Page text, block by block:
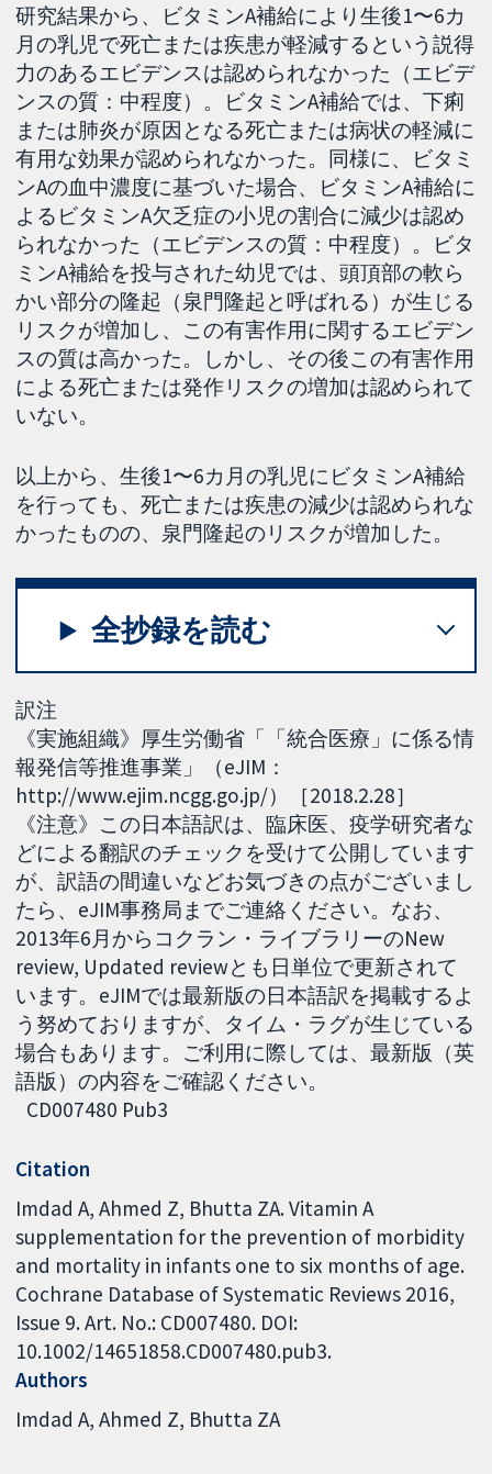
研究結果から、ビタミンA補給により生後1〜6カ
月の乳児で死亡または疾患が軽減するという説得
力のあるエビデンスは認められなかった（エビデ
ンスの質：中程度）。ビタミンA補給では、下痢
または肺炎が原因となる死亡または病状の軽減に
有用な効果が認められなかった。同様に、ビタミ
ンAの血中濃度に基づいた場合、ビタミンA補給に
よるビタミンA欠乏症の小児の割合に減少は認め
られなかった（エビデンスの質：中程度）。ビタ
ミンA補給を投与された幼児では、頭頂部の軟ら
かい部分の隆起（泉門隆起と呼ばれる）が生じる
リスクが増加し、この有害作用に関するエビデン
スの質は高かった。しかし、その後この有害作用
による死亡または発作リスクの増加は認められて
いない。
以上から、生後1〜6カ月の乳児にビタミンA補給
を行っても、死亡または疾患の減少は認められな
かったものの、泉門隆起のリスクが増加した。
全抄録を読む
訳注
《実施組織》厚生労働省「「統合医療」に係る情
報発信等推進事業」（eJIM：
http://www.ejim.ncgg.go.jp/）［2018.2.28］
《注意》この日本語訳は、臨床医、疫学研究者な
どによる翻訳のチェックを受けて公開しています
が、訳語の間違いなどお気づきの点がございまし
たら、eJIM事務局までご連絡ください。なお、
2013年6月からコクラン・ライブラリーのNew
review, Updated reviewとも日単位で更新されて
います。eJIMでは最新版の日本語訳を掲載するよ
う努めておりますが、タイム・ラグが生じている
場合もあります。ご利用に際しては、最新版（英
語版）の内容をご確認ください。
CD007480 Pub3
Citation
Imdad A, Ahmed Z, Bhutta ZA. Vitamin A
supplementation for the prevention of morbidity
and mortality in infants one to six months of age.
Cochrane Database of Systematic Reviews 2016,
Issue 9. Art. No.: CD007480. DOI:
10.1002/14651858.CD007480.pub3.
Authors
Imdad A Ahmed Z Bhutta ZA